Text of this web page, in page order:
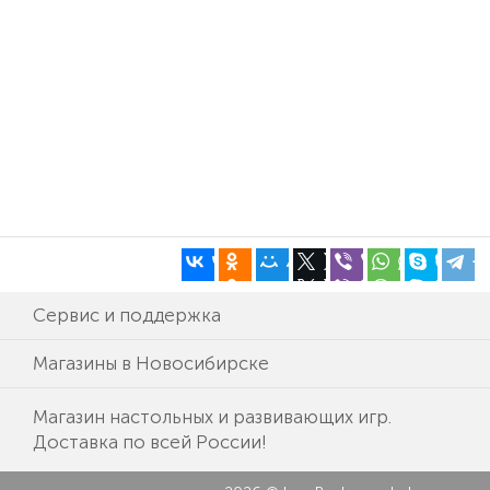
Сервис и поддержка
Магазины в Новосибирске
Магазин настольных и развивающих игр.
Доставка по всей России!